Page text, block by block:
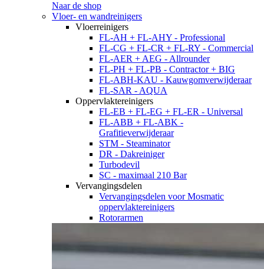
Naar de shop
Vloer- en wandreinigers
Vloerreinigers
FL-AH + FL-AHY - Professional
FL-CG + FL-CR + FL-RY - Commercial
FL-AER + AEG - Allrounder
FL-PH + FL-PB - Contractor + BIG
FL-ABH-KAU - Kauwgomverwijderaar
FL-SAR - AQUA
Oppervlaktereinigers
FL-EB + FL-EG + FL-ER - Universal
FL-ABB + FL-ABK -
Grafitieverwijderaar
STM - Steaminator
DR - Dakreiniger
Turbodevil
SC - maximaal 210 Bar
Vervangingsdelen
Vervangingsdelen voor Mosmatic
oppervlaktereinigers
Rotorarmen